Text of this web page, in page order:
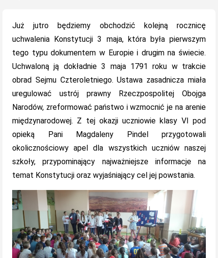
Już jutro będziemy obchodzić kolejną rocznicę
uchwalenia Konstytucji 3 maja, która była pierwszym
tego typu dokumentem w Europie i drugim na świecie.
Uchwaloną ją dokładnie 3 maja 1791 roku w trakcie
obrad Sejmu Czteroletniego. Ustawa zasadnicza miała
uregulować ustrój prawny Rzeczpospolitej Obojga
Narodów, zreformować państwo i wzmocnić je na arenie
międzynarodowej. Z tej okazji uczniowie klasy VI pod
opieką Pani Magdaleny Pindel przygotowali
okolicznościowy apel dla wszystkich uczniów naszej
szkoły, przypominający najważniejsze informacje na
temat Konstytucji oraz wyjaśniający cel jej powstania.